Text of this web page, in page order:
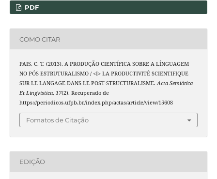
PDF
COMO CITAR
PAIS, C. T. (2013). A PRODUÇÃO CIENTÍFICA SOBRE A LÍNGUAGEM
NO PÓS ESTRUTURALISMO / <I> LA PRODUCTIVITÉ SCIENTIFIQUE
SUR LE LANGAGE DANS LE POST-STRUCTURALISME.Acta Semiótica
Et Lingvistica, 17(2). Recuperado de
https://periodicos.ufpb.br/index.php/actas/article/view/15608
Fomatos de Citação
EDIÇÃO